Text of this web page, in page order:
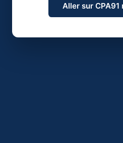
Aller sur